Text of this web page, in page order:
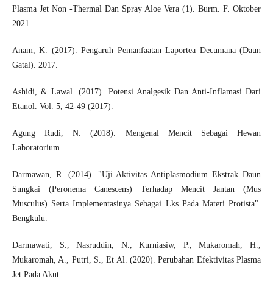
Plasma Jet Non -Thermal Dan Spray Aloe Vera (1). Burm. F. Oktober
2021.
Anam, K. (2017). Pengaruh Pemanfaatan Laportea Decumana (Daun
Gatal). 2017.
Ashidi, & Lawal. (2017). Potensi Analgesik Dan Anti-Inflamasi Dari
Etanol. Vol. 5, 42-49 (2017).
Agung Rudi, N. (2018). Mengenal Mencit Sebagai Hewan
Laboratorium.
Darmawan, R. (2014). "Uji Aktivitas Antiplasmodium Ekstrak Daun
Sungkai (Peronema Canescens) Terhadap Mencit Jantan (Mus
Musculus) Serta Implementasinya Sebagai Lks Pada Materi Protista".
Bengkulu.
Darmawati, S., Nasruddin, N., Kurniasiw, P., Mukaromah, H.,
Mukaromah, A., Putri, S., Et Al. (2020). Perubahan Efektivitas Plasma
Jet Pada Akut.